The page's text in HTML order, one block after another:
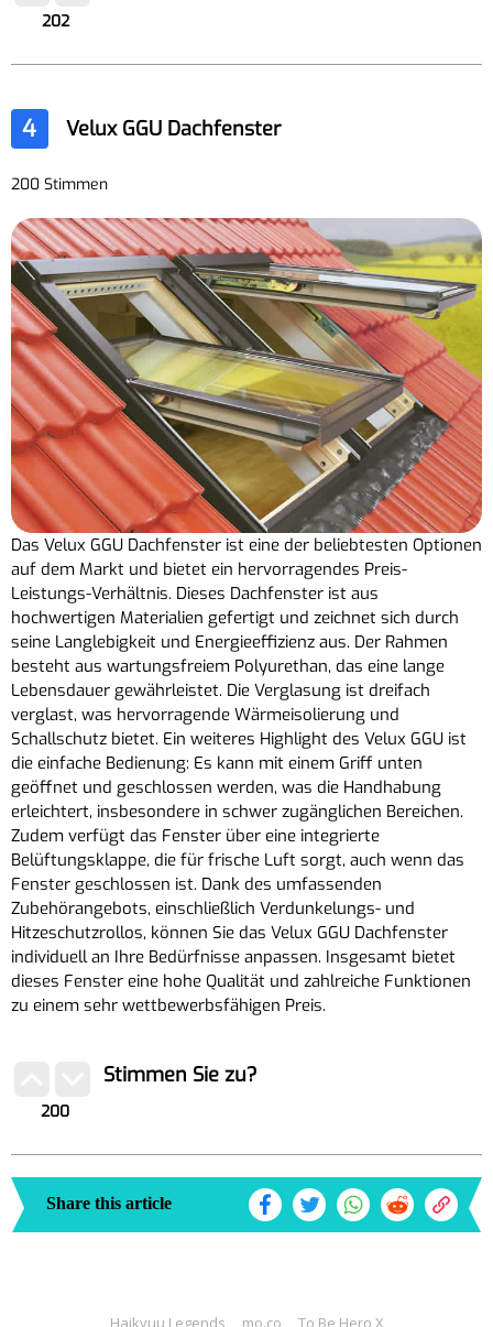
202
4 Velux GGU Dachfenster
200 Stimmen
Das Velux GGU Dachfenster ist eine der beliebtesten Optionen
auf dem Markt und bietet ein hervorragendes Preis-
Leistungs-Verhältnis. Dieses Dachfenster ist aus
hochwertigen Materialien gefertigt und zeichnet sich durch
seine Langlebigkeit und Energieeffizienz aus. Der Rahmen
besteht aus wartungsfreiem Polyurethan, das eine lange
Lebensdauer gewährleistet. Die Verglasung ist dreifach
verglast, was hervorragende Wärmeisolierung und
Schallschutz bietet. Ein weiteres Highlight des Velux GGU ist
die einfache Bedienung: Es kann mit einem Griff unten
geöffnet und geschlossen werden, was die Handhabung
erleichtert, insbesondere in schwer zugänglichen Bereichen.
Zudem verfügt das Fenster über eine integrierte
Belüftungsklappe, die für frische Luft sorgt, auch wenn das
Fenster geschlossen ist. Dank des umfassenden
Zubehörangebots, einschließlich Verdunkelungs- und
Hitzeschutzrollos, können Sie das Velux GGU Dachfenster
individuell an Ihre Bedürfnisse anpassen. Insgesamt bietet
dieses Fenster eine hohe Qualität und zahlreiche Funktionen
zu einem sehr wettbewerbsfähigen Preis.
200
Stimmen Sie zu?
Share this article
Haikyuu Legends mo.co To Be Hero X